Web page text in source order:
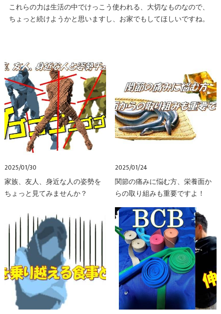
これらの力は生活の中でけっこう使われる、大切なものなので、
ちょっと続けようかと思いますし、お家でもしてほしいですね。
2025/01/30
家族、友人、身近な人の姿勢を
ちょっと見てみませんか？
2025/01/24
関節の痛みに悩む方、栄養面か
らの取り組みも重要ですよ！